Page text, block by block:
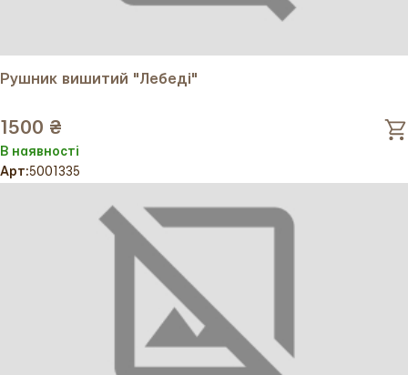
Рушник вишитий "Лебеді"
1500 ₴
В наявності
Арт:5001335